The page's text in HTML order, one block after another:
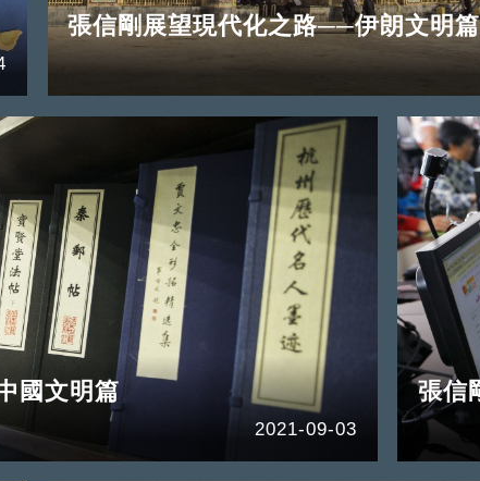
張信剛展望現代化之路──伊朗文明篇
國文明篇
2021-09-03
張信